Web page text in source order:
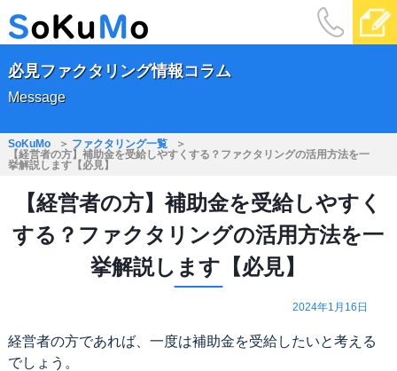
必見ファクタリング情報コラム
Message
SoKuMo
ファクタリング一覧
【経営者の方】補助金を受給しやすくする？ファクタリングの活用方法を一
挙解説します【必見】
【経営者の方】補助金を受給しやすく
する？ファクタリングの活用方法を一
挙解説します【必見】
2024年1月16日
経営者の方であれば、一度は補助金を受給したいと考える
でしょう。